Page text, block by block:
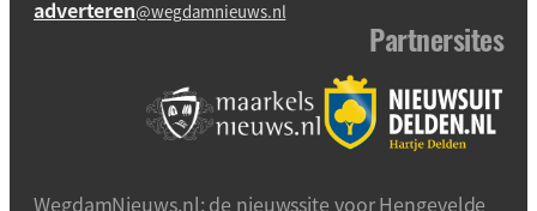
adverteren@wegdamnieuws.nl
Partnersites
WegdamNieuws.nl: de nieuwssite voor Hengevelde